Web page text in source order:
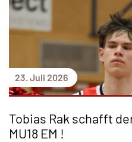
23. Juli 2026
Tobias Rak schafft
MU18 EM !